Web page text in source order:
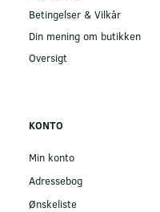
Betingelser & Vilkår
Din mening om butikken
Oversigt
KONTO
Min konto
Adressebog
Ønskeliste